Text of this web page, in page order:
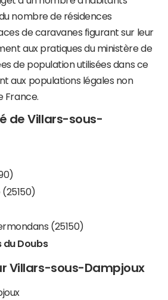
nombre de résidences
de caravanes figurant sur leur
aux pratiques du ministère de
de population utilisées dans ce
aux populations légales non
France.
de Villars-sous-
(25150)
du Doubs
Villars-sous-Dampjoux